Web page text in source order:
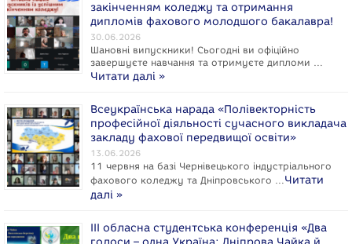
закінченням коледжу та отримання
дипломів фахового молодшого бакалавра!
30.06.2026
Шановні випускники! Сьогодні ви офіційно
завершуєте навчання та отримуєте дипломи …
Читати далі »
Всеукраїнська нарада «Полівекторність
професійної діяльності сучасного викладача
закладу фахової передвищої освіти»
13.06.2026
11 червня на базі Чернівецького індустріального
фахового коледжу та Дніпровського … Читати
далі »
ІІІ обласна студентська конференція «Два